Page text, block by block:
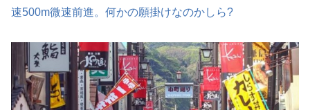
速500m微速前進。何かの願掛けなのかしら?